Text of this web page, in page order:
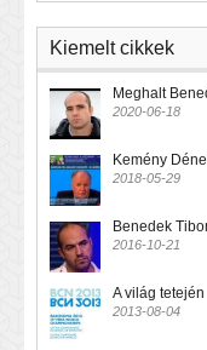
Kiemelt cikkek
Meghalt
2020-06-18
Kemény
2018-05-29
Benedek
2016-10-21
A világ tetején
2013-08-04